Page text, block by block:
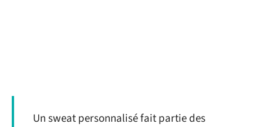
Un sweat personnalisé fait partie des